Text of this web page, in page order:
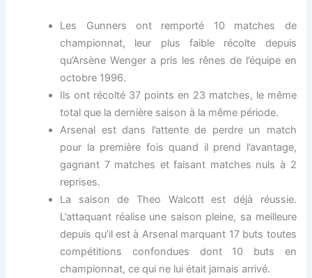
Les Gunners ont remporté 10 matches de
championnat, leur plus faible récolte depuis
qu’Arsène Wenger a pris les rênes de l’équipe en
octobre 1996.
Ils ont récolté 37 points en 23 matches, le même
total que la dernière saison à la même période.
Arsenal est dans l’attente de perdre un match
pour la première fois quand il prend l’avantage,
gagnant 7 matches et faisant matches nuls à 2
reprises.
La saison de Theo Walcott est déjà réussie.
L’attaquant réalise une saison pleine, sa meilleure
depuis qu’il est à Arsenal marquant 17 buts toutes
compétitions confondues dont 10 buts en
championnat, ce qui ne lui était jamais arrivé.